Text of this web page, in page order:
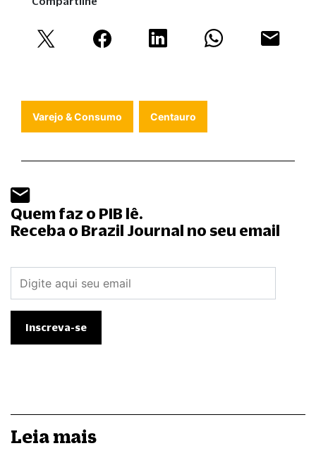
Varejo & Consumo Centauro
Quem faz o PIB lê.
Receba o Brazil Journal no seu email
Leia mais